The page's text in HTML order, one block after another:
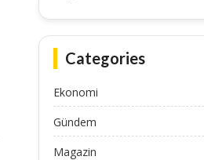
Vali Mustafa Koç, Ağrı’da Düğün
Merasimlerine Katıldı
Categories
Ekonomi
Gündem
Magazin